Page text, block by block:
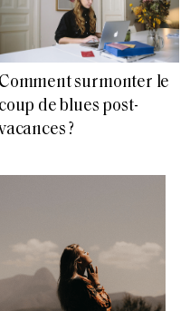
Comment surmonter le
coup de blues post-
?